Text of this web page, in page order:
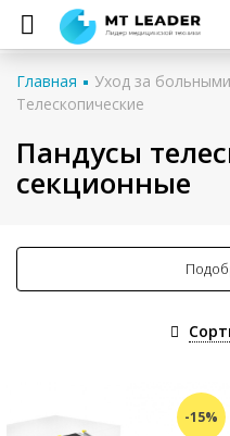
Главная Уход за
Телескопические
Пандусы
секционные
-15%